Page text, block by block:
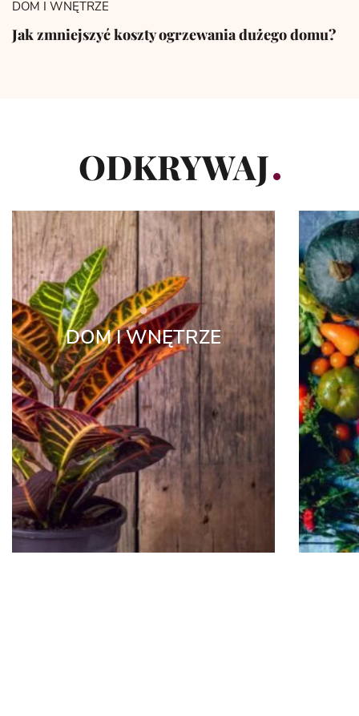
DOM I WNĘTRZE
Jak zmniejszyć koszty ogrzewania dużego domu?
ODKRYWAJ
DOM I WNĘTRZE